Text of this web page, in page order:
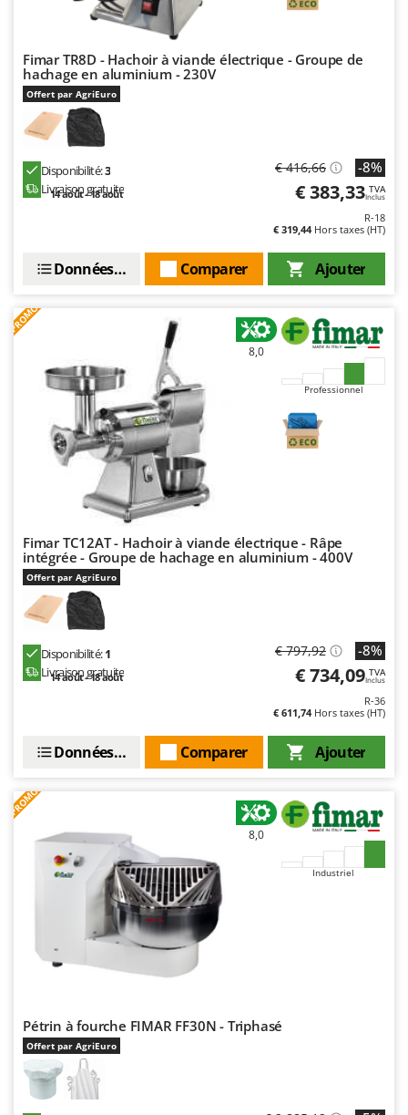
Fimar TR8D - Hachoir à viande électrique - Groupe de
hachage en aluminium - 230V
Offert par AgriEuro
Disponibilité:3
Livraison gratuite
14 août - 18 août
€ 416,66 -8%
€ 383,33 TVA
Inclus
R-18
€ 319,44Hors taxes (HT)
Ajouter
Comparer
Données techniques
PROMO
8,0
Professionnel
Fimar TC12AT - Hachoir à viande électrique - Râpe
intégrée - Groupe de hachage en aluminium - 400V
Offert par AgriEuro
Disponibilité:1
Livraison gratuite
14 août - 18 août
€ 797,92 -8%
€ 734,09 TVA
Inclus
R-36
€ 611,74Hors taxes (HT)
Ajouter
Comparer
Données techniques
PROMO
8,0
Industriel
Pétrin à fourche FIMAR FF30N - Triphasé
Offert par AgriEuro